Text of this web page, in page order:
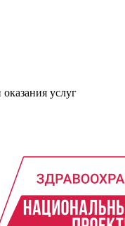
услуг